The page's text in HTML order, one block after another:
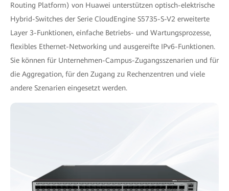
Routing Platform) von Huawei unterstützen optisch-elektrische
Hybrid-Switches der Serie CloudEngine S5735-S-V2 erweiterte
Layer 3-Funktionen, einfache Betriebs- und Wartungsprozesse,
flexibles Ethernet-Networking und ausgereifte IPv6-Funktionen.
Sie können für Unternehmen-Campus-Zugangsszenarien und für
die Aggregation, für den Zugang zu Rechenzentren und viele
andere Szenarien eingesetzt werden.